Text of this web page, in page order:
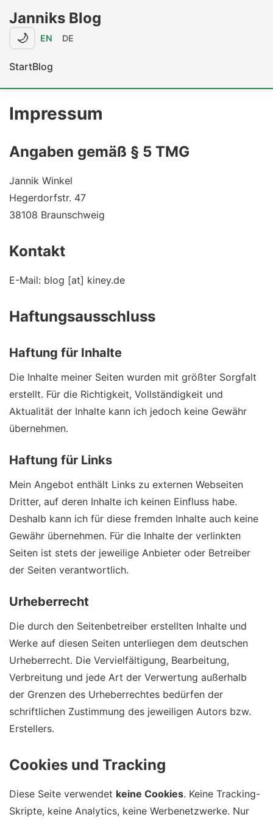
Janniks Blog
🌙 EN DE
StartBlog
Impressum
Angaben gemäß § 5 TMG
Jannik Winkel
Hegerdorfstr. 47
38108 Braunschweig
Kontakt
E-Mail: blog [at] kiney.de
Haftungsausschluss
Haftung für Inhalte
Die Inhalte meiner Seiten wurden mit größter Sorgfalt
erstellt. Für die Richtigkeit, Vollständigkeit und
Aktualität der Inhalte kann ich jedoch keine Gewähr
übernehmen.
Haftung für Links
Mein Angebot enthält Links zu externen Webseiten
Dritter, auf deren Inhalte ich keinen Einfluss habe.
Deshalb kann ich für diese fremden Inhalte auch keine
Gewähr übernehmen. Für die Inhalte der verlinkten
Seiten ist stets der jeweilige Anbieter oder Betreiber
der Seiten verantwortlich.
Urheberrecht
Die durch den Seitenbetreiber erstellten Inhalte und
Werke auf diesen Seiten unterliegen dem deutschen
Urheberrecht. Die Vervielfältigung, Bearbeitung,
Verbreitung und jede Art der Verwertung außerhalb
der Grenzen des Urheberrechtes bedürfen der
schriftlichen Zustimmung des jeweiligen Autors bzw.
Erstellers.
Cookies und Tracking
Diese Seite verwendet keine Cookies. Keine Tracking-
Skripte, keine Analytics, keine Werbenetzwerke. Nur